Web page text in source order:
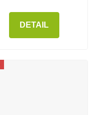
DETAIL